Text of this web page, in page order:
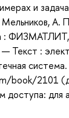
и
А.
: ФИЗМАТЛИТ,
Текст :
book/2101
для